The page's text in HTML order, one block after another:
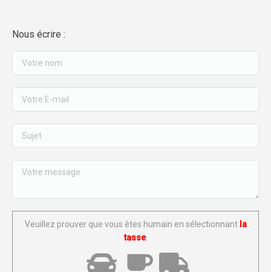
Nous écrire :
Veuillez prouver que vous êtes humain en sélectionnantla
tasse.